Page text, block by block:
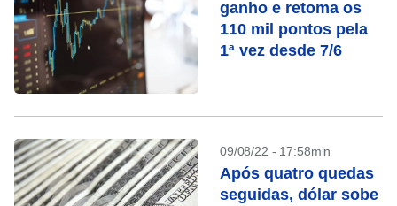
ganho e retoma os
110 mil pontos pela
1ª vez desde 7/6
09/08/22 - 17:58min
Após quatro quedas
seguidas, dólar sobe